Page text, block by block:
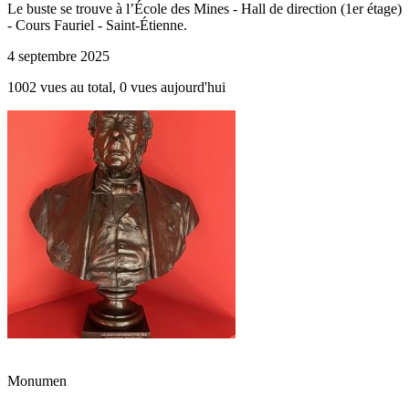
Le buste se trouve à l’École des Mines - Hall de direction (1er étage)
- Cours Fauriel - Saint-Étienne.
4 septembre 2025
1002 vues au total, 0 vues aujourd'hui
Monumen